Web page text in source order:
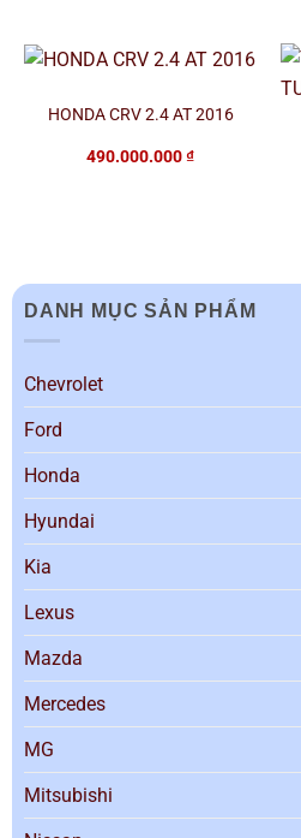
HONDA CRV 2.4 AT 2016
490.000.000₫
DANH MỤC SẢN PHẨM
Chevrolet
Ford
Honda
Hyundai
Kia
Lexus
Mazda
Mercedes
MG
Mitsubishi